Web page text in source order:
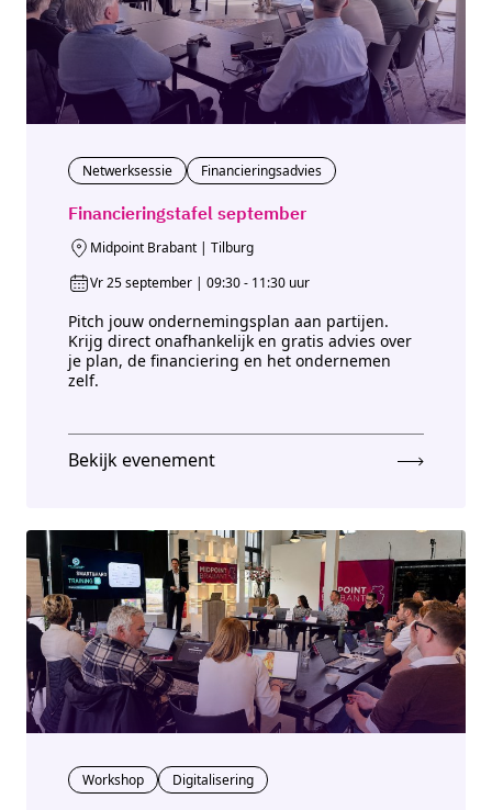
Financieringstafel september
Netwerksessie Financieringsadvies
Midpoint Brabant | Tilburg
Vr 25 september | 09:30 - 11:30 uur
Pitch jouw ondernemingsplan aan partijen.
Krijg direct onafhankelijk en gratis advies over
je plan, de financiering en het ondernemen
zelf.
Bekijk evenement
Workshop Digitalisering